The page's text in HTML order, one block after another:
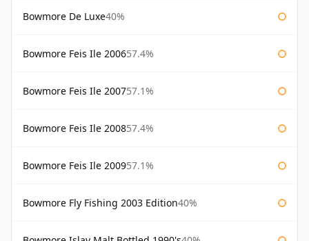
Bowmore De Luxe40%
Bowmore Feis Ile 200657.4%
Bowmore Feis Ile 200757.1%
Bowmore Feis Ile 200857.4%
Bowmore Feis Ile 200957.1%
Bowmore Fly Fishing 2003 Edition40%